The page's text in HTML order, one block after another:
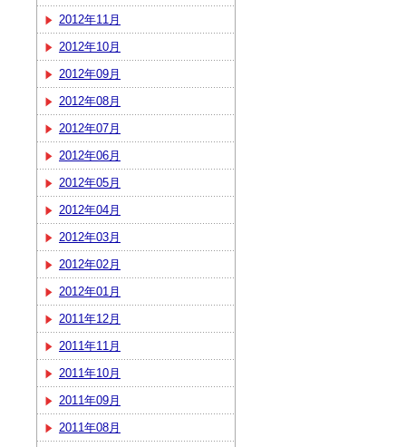
2012年11月
2012年10月
2012年09月
2012年08月
2012年07月
2012年06月
2012年05月
2012年04月
2012年03月
2012年02月
2012年01月
2011年12月
2011年11月
2011年10月
2011年09月
2011年08月